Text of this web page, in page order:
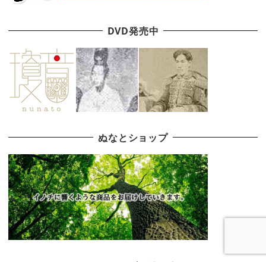
DVD発売中
ぬなとショップ